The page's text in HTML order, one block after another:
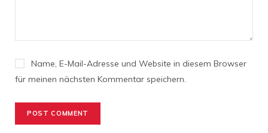
Name, E-Mail-Adresse und Website in diesem Browser
für meinen nächsten Kommentar speichern.